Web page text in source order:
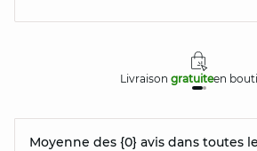
Livraison gratuiteen
Moyenne des {0} avis dans toutes